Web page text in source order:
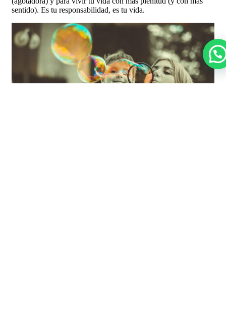
sentido). Es tu responsabilidad, es tu vida.